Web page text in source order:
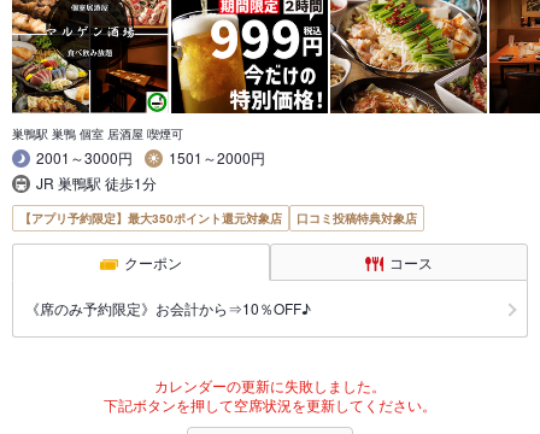
巣鴨駅 巣鴨 個室 居酒屋 喫煙可
2001～3000円
1501～2000円
JR 巣鴨駅 徒歩1分
【アプリ予約限定】最大350ポイント還元対象店 口コミ投稿特典対象店
クーポン コース
《席のみ予約限定》お会計から⇒10％OFF♪
カレンダーの更新に失敗しました。
下記ボタンを押して空席状況を更新してください。